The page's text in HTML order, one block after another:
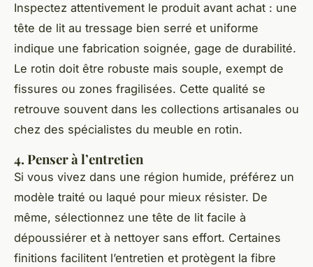
Inspectez attentivement le produit avant achat : une
tête de lit au tressage bien serré et uniforme
indique une fabrication soignée, gage de durabilité.
Le rotin doit être robuste mais souple, exempt de
fissures ou zones fragilisées. Cette qualité se
retrouve souvent dans les collections artisanales ou
chez des spécialistes du meuble en rotin.
4. Penser à l’entretien
Si vous vivez dans une région humide, préférez un
modèle traité ou laqué pour mieux résister. De
même, sélectionnez une tête de lit facile à
dépoussiérer et à nettoyer sans effort. Certaines
finitions facilitent l’entretien et protègent la fibre